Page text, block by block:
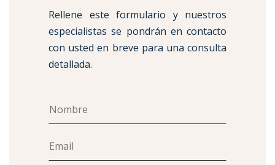
Rellene este formulario y nuestros
especialistas se pondrán en contacto
con usted en breve para una consulta
detallada.